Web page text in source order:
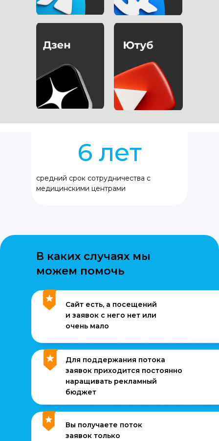
+180%
в среднем рост трафика из ПС Яндекс
спустя полгода сотрудничества с нами
2+ млн
клиентов за время нашей работы
6 лет
средний срок сотрудничества с
медицинскими центрами
В каких случаях мы
можем помочь
Сайт есть, а посещений
и заявок с него нет или
очень мало
Для поддержания потока
заявок приходится постоянно
наращивать рекламный
бюджет
Вы получаете поток
заявок только